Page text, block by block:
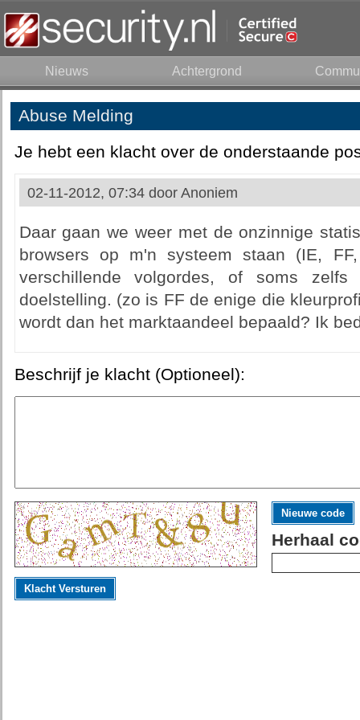
Nieuws Achtergrond
Abuse Melding
Je hebt een klacht over de onderstaande
02-11-2012, 07:34 door Anoniem
Daar gaan we weer met de onzinnige
browsers op m'n systeem staan (IE,
verschillende volgordes, of soms
doelstelling. (zo is FF de enige die
wordt dan het marktaandeel bepaald? Ik
Beschrijf je klacht (Optioneel):
Nieuwe code
Herhaal
Klacht Versturen